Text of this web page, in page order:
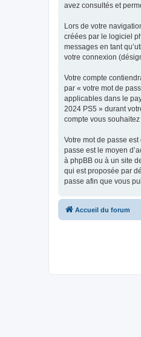
avez consultés et
Lors de votre
créées par le logiciel
messages en tant
votre connexion
Votre compte
par « votre mot de
applicables dans le
2024 PS5 » durant
compte vous
Votre mot de passe
passe est le moyen
à phpBB ou à un site
qui est proposée par
passe afin que vous
Accueil du forum